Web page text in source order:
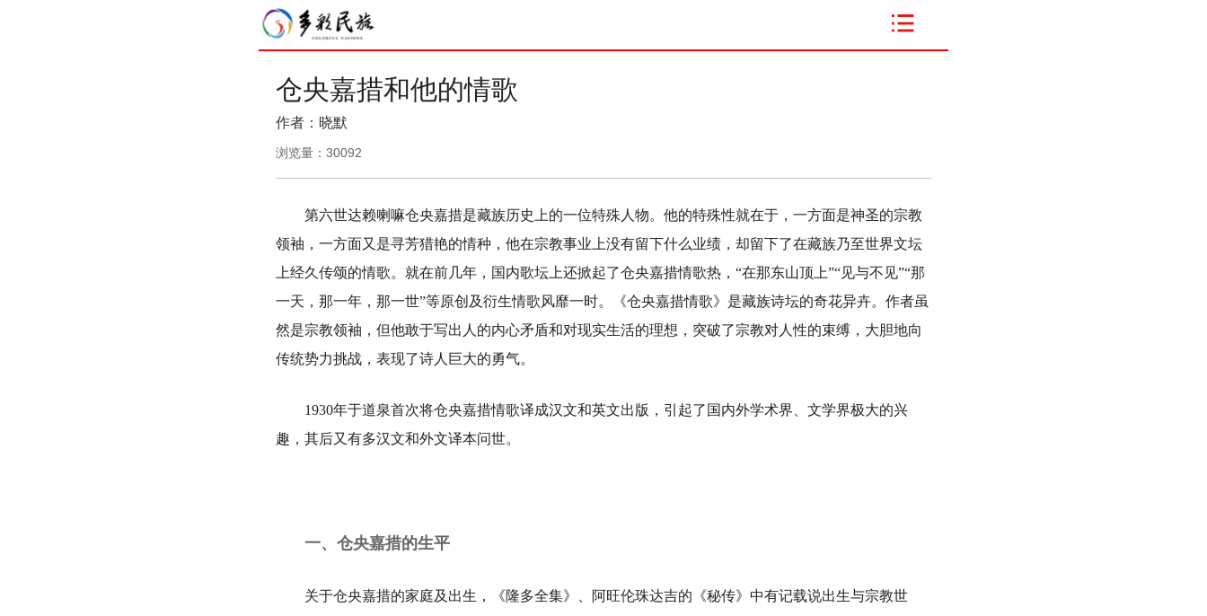
仓央嘉措和他的情歌
作者：晓默
浏览量：30092
第六世达赖喇嘛仓央嘉措是藏族历史上的一位特殊人物。他的特殊性就在于，一方面是神圣的宗教
领袖，一方面又是寻芳猎艳的情种，他在宗教事业上没有留下什么业绩，却留下了在藏族乃至世界文坛
上经久传颂的情歌。就在前几年，国内歌坛上还掀起了仓央嘉措情歌热，“在那东山顶上”“见与不见”“那
一天，那一年，那一世”等原创及衍生情歌风靡一时。《仓央嘉措情歌》是藏族诗坛的奇花异卉。作者虽
然是宗教领袖，但他敢于写出人的内心矛盾和对现实生活的理想，突破了宗教对人性的束缚，大胆地向
传统势力挑战，表现了诗人巨大的勇气。
1930年于道泉首次将仓央嘉措情歌译成汉文和英文出版，引起了国内外学术界、文学界极大的兴
趣，其后又有多汉文和外文译本问世。
一、仓央嘉措的生平
关于仓央嘉措的家庭及出生，《隆多全集》、阿旺伦珠达吉的《秘传》中有记载说出生与宗教世